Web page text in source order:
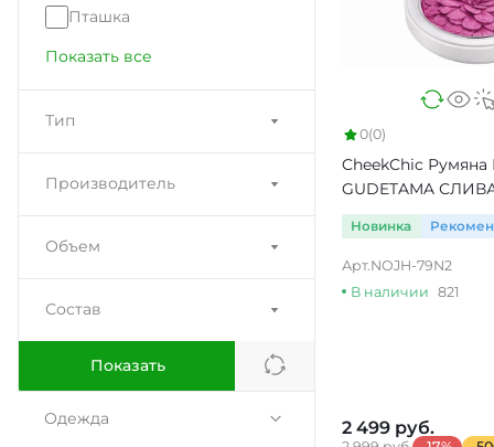
Пташка
Показать все
Тип
Производитель
Объем
Состав
Показать
Одежда
0(0)
CheekChic
GUDETAMA
Новинка
Арт. NOJH-79N2
В наличии 821
2 499 руб.